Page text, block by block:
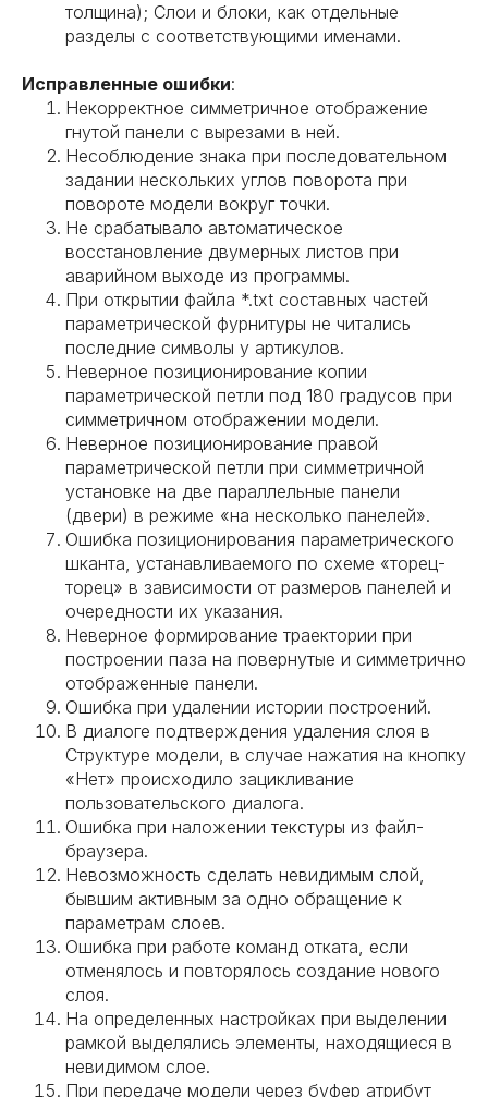
толщина); Слои и блоки, как отдельные
разделы с соответствующими именами.
Исправленные ошибки:
Некорректное симметричное отображение
гнутой панели с вырезами в ней.
Несоблюдение знака при последовательном
задании нескольких углов поворота при
повороте модели вокруг точки.
Не срабатывало автоматическое
восстановление двумерных листов при
аварийном выходе из программы.
При открытии файла *.txt составных частей
параметрической фурнитуры не читались
последние символы у артикулов.
Неверное позиционирование копии
параметрической петли под 180 градусов при
симметричном отображении модели.
Неверное позиционирование правой
параметрической петли при симметричной
установке на две параллельные панели
(двери) в режиме «на несколько панелей».
Ошибка позиционирования параметрического
шканта, устанавливаемого по схеме «торец-
торец» в зависимости от размеров панелей и
очередности их указания.
Неверное формирование траектории при
построении паза на повернутые и симметрично
отображенные панели.
Ошибка при удалении истории построений.
В диалоге подтверждения удаления слоя в
Структуре модели, в случае нажатия на кнопку
«Нет» происходило зацикливание
пользовательского диалога.
Ошибка при наложении текстуры из файл-
браузера.
Невозможность сделать невидимым слой,
бывшим активным за одно обращение к
параметрам слоев.
Ошибка при работе команд отката, если
отменялось и повторялось создание нового
слоя.
На определенных настройках при выделении
рамкой выделялись элементы, находящиеся в
невидимом слое.
При передаче модели через буфер атрибут